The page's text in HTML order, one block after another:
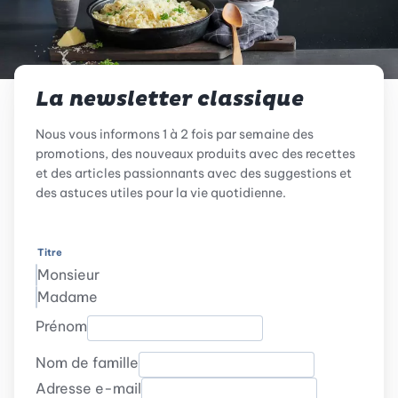
La newsletter classique
Nous vous informons 1 à 2 fois par semaine des
promotions, des nouveaux produits avec des recettes
et des articles passionnants avec des suggestions et
des astuces utiles pour la vie quotidienne.
Titre
Monsieur
Madame
Prénom
Nom de famille
Adresse e-mail